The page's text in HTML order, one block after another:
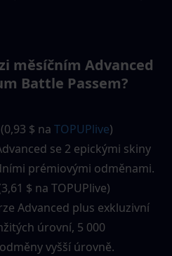
měsíčním Advanced
Battle Passem?
$ na TOPUPlive)
se 2 epickými skiny
prémiovými odměnami.
$ na TOPUPlive)
Advanced plus exkluzivní
úrovní, 5 000
vyšší úrovně.